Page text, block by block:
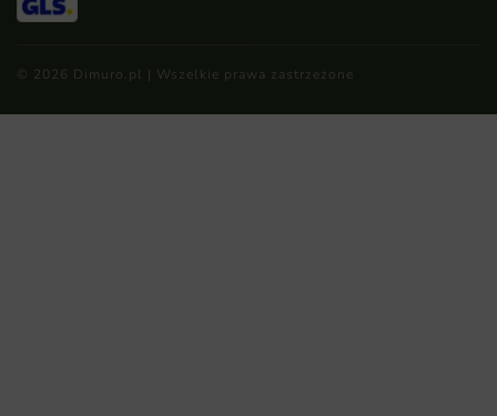
© 2026 Dimuro.pl | Wszelkie prawa zastrzeżone